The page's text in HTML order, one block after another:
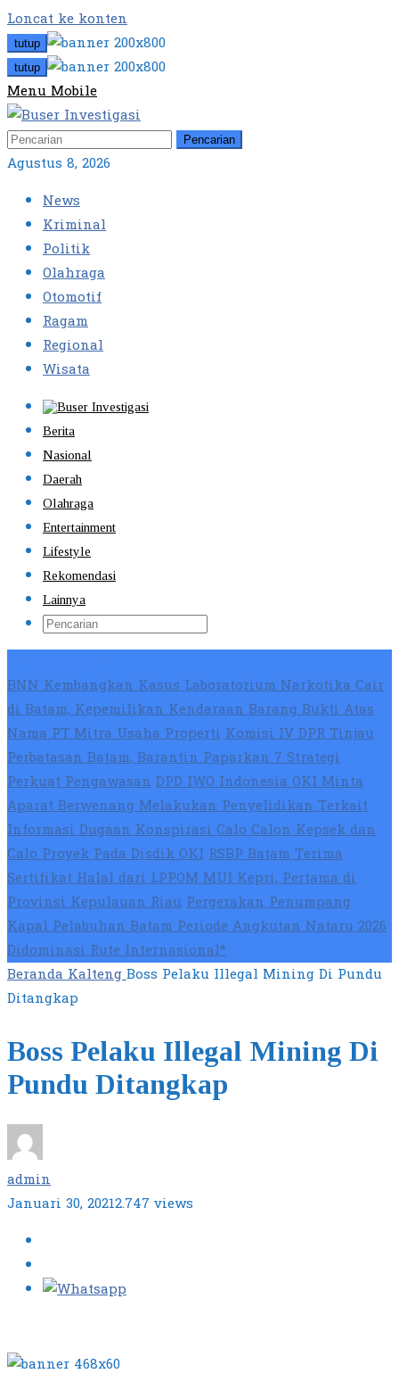
Loncat ke konten
tutup
tutup
Menu Mobile
Pencarian
Agustus 8, 2026
News
Kriminal
Politik
Olahraga
Otomotif
Ragam
Regional
Wisata
Berita
Nasional
Daerah
Olahraga
Entertainment
Lifestyle
Rekomendasi
Lainnya
BNN Kembangkan Kasus Laboratorium Narkotika Cair
di Batam, Kepemilikan Kendaraan Barang Bukti Atas
Nama PT Mitra Usaha PropertiKomisi IV DPR Tinjau
Perbatasan Batam, Barantin Paparkan 7 Strategi
Perkuat PengawasanDPD IWO Indonesia OKI Minta
Aparat Berwenang Melakukan Penyelidikan Terkait
Informasi Dugaan Konspirasi Calo Calon Kepsek dan
Calo Proyek Pada Disdik OKIRSBP Batam Terima
Sertifikat Halal dari LPPOM MUI Kepri, Pertama di
Provinsi Kepulauan RiauPergerakan Penumpang
Kapal Pelabuhan Batam Periode Angkutan Nataru 2026
Didominasi Rute Internasional*
BerandaKaltengBoss Pelaku Illegal Mining Di Pundu
Ditangkap
Boss Pelaku Illegal Mining Di
Pundu Ditangkap
admin
Januari 30, 20212.747 views